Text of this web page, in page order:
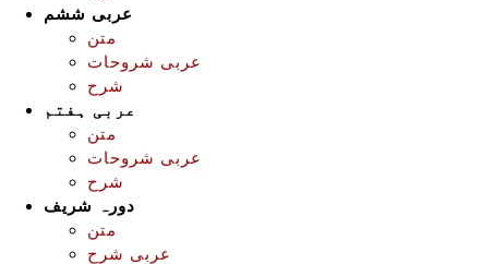
عربی ششم
متن
عربی شروحات
شرح
عربی ہفتم
متن
عربی شروحات
شرح
دورہ شریف
متن
عربی شرح